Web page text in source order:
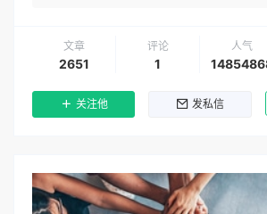
文章
2651
评论
1
人气
关注他 发私信